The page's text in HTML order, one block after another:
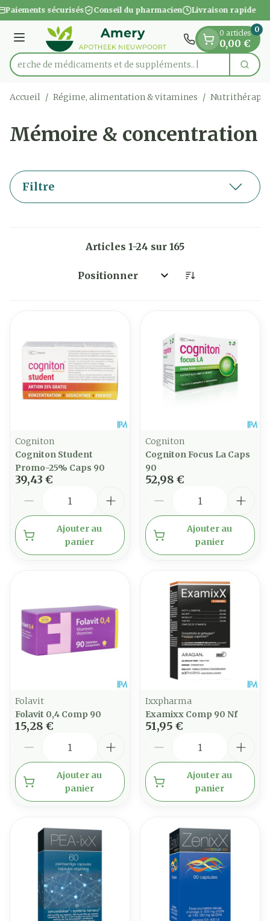
Aller au contenu
1 de 1
Paiements sécurisés Conseil du pharmacien Livraison rapide
Menu
Rechercher
Recherche de médicament
0 articles
0,00 €
0
Accueil / Régime, alimentation & vitamines /
Mémoire & concentration
Filtre
Articles 1-24 sur 165
Trier par:
Cogniton
Cogniton Student
Promo-25% Caps 90
39,43 €
Ajouter au
panier
Cogniton
Cogniton Focus La Caps
90
52,98 €
Ajouter au
panier
Folavit
Folavit 0,4 Comp 90
15,28 €
Ajouter au
panier
Ixxpharma
Examixx Comp 90 Nf
51,95 €
Ajouter au
panier